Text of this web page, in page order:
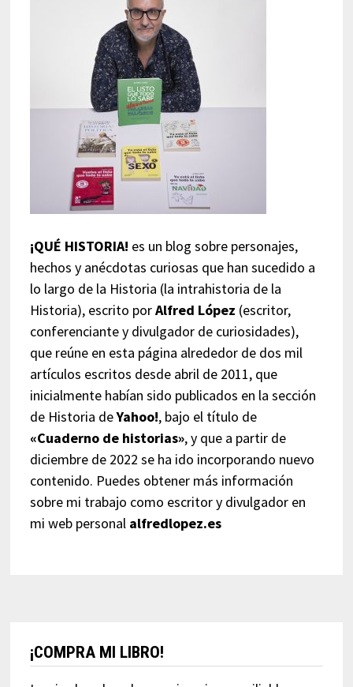
¡QUÉ HISTORIA! es un blog sobre personajes,
hechos y anécdotas curiosas que han sucedido a
lo largo de la Historia (la intrahistoria de la
Historia), escrito porAlfred López (escritor,
conferenciante y divulgador de curiosidades),
que reúne en esta página alrededor de dos mil
artículos escritos desde abril de 2011, que
inicialmente habían sido publicados en la sección
de Historia deYahoo!, bajo el título de
«Cuaderno de historias», y que a partir de
diciembre de 2022 se ha ido incorporando nuevo
contenido. Puedes obtener más información
sobre mi trabajo como escritor y divulgador en
mi web personal alfredlopez.es
¡COMPRA MI LIBRO!